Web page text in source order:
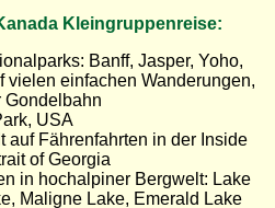
Kleingruppenreise:
Banff, Jasper, Yoho,
vielen einfachen Wanderungen,
Gondelbahn
USA
auf Fährenfahrten in der Inside
of Georgia
in hochalpiner Bergwelt: Lake
Maligne Lake, Emerald Lake